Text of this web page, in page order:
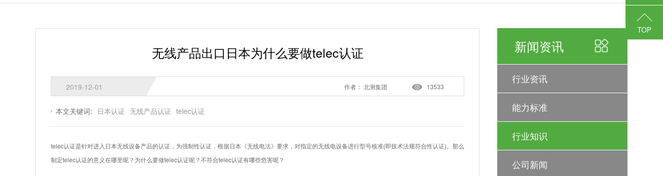
新闻资讯
行业资讯
能力标准
行业知识
公司新闻
无线产品出口日本为什么要做telec认证
2019-12-01 13533
作者： 北测集团
本文关键词: 日本认证 无线产品认证 telec认证
telec认证是针对进入日本无线设备产品的认证，为强制性认证，根据日本《无线电法》要求，对指定的无线电设备进行型号核准(即技术法规符合性认证)。那么
制定telec认证的意义在哪里呢？为什么要做telec认证呢？不符合telec认证有哪些危害呢？
TOP